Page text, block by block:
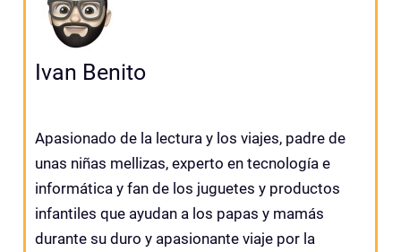
Ivan Benito
Apasionado de la lectura y los viajes, padre de
unas niñas mellizas, experto en tecnología e
informática y fan de los juguetes y productos
infantiles que ayudan a los papas y mamás
durante su duro y apasionante viaje por la